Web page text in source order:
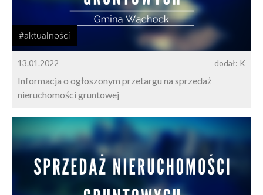
#aktualności
13.01.2022 dodał: K
Informacja o ogłoszonym przetargu na sprzedaż
nieruchomości gruntowej